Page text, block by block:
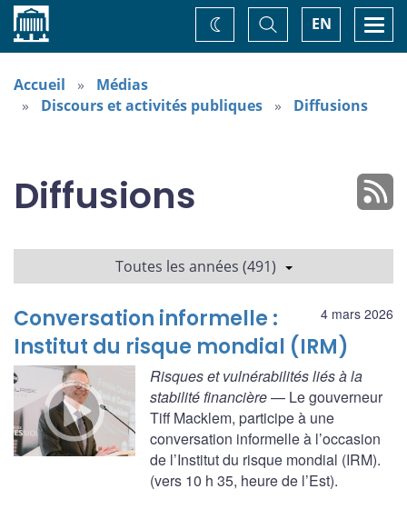
Accueil EN
Basculer
la
recherche
Changez
de
Accueil
Médias
Discours et activités publiques
Diffusions
Diffusions
Toutes les années (491)
4 mars 2026
Conversation informelle :
Institut du risque mondial (IRM)
Risques et vulnérabilités liés à la
stabilité financière— Le gouverneur
Tiff Macklem, participe à une
conversation informelle à l’occasion
de l’Institut du risque mondial (IRM).
(vers 10 h 35, heure de l’Est).